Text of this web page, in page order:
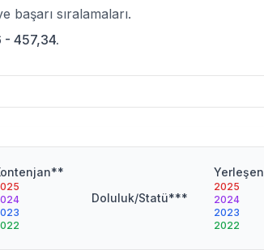
başarı sıralamaları.
- 457,34.
Doluluk/Statü***
Yerleşen
2025
2024
2023
2022